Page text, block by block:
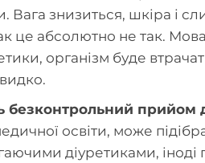
Вага знизиться, шкіра і
це абсолютно не так.
організм буде
безконтрольний прийом
освіти, може
діуретиками,